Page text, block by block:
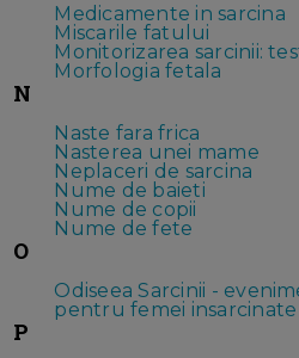
Medicamente in sarcina
Miscarile fatului
Monitorizarea sarcinii:
Morfologia fetala
N
Naste fara frica
Nasterea unei mame
Neplaceri de sarcina
Nume de baieti
Nume de copii
Nume de fete
O
Odiseea Sarcinii -
pentru femei insarcinate
P